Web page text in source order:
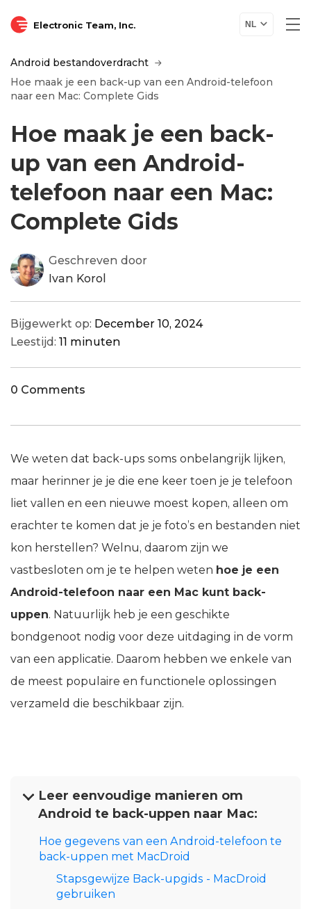
Electronic Team, Inc. NL
Android bestandoverdracht
Hoe maak je een back-up van een Android-telefoon
naar een Mac: Complete Gids
Hoe maak je een back-
up van een Android-
telefoon naar een Mac:
Complete Gids
Geschreven door
Ivan Korol
Bijgewerkt op: December 10, 2024
Leestijd: 11 minuten
0 Comments
We weten dat back-ups soms onbelangrijk lijken,
maar herinner je je die ene keer toen je je telefoon
liet vallen en een nieuwe moest kopen, alleen om
erachter te komen dat je je foto’s en bestanden niet
kon herstellen? Welnu, daarom zijn we
vastbesloten om je te helpen weten hoe je een
Android-telefoon naar een Mac kunt back-
uppen. Natuurlijk heb je een geschikte
bondgenoot nodig voor deze uitdaging in de vorm
van een applicatie. Daarom hebben we enkele van
de meest populaire en functionele oplossingen
verzameld die beschikbaar zijn.
Leer eenvoudige manieren om
Android te back-uppen naar Mac:
Hoe gegevens van een Android-telefoon te
back-uppen met MacDroid
Stapsgewijze Back-upgids - MacDroid
gebruiken